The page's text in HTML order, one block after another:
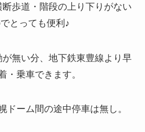
断歩道・階段の上り下りがない
とっても便利♪
無い分、地下鉄東豊線より早
・乗車できます。
ドーム間の途中停車は無し。